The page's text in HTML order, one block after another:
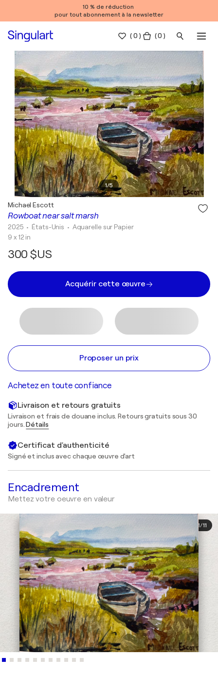
10 % de réduction
pour tout abonnement à la newsletter
(0 ) ( 0 )
1/5
Rowboat near salt marsh
Michael Escott
2025 • États-Unis • Aquarelle sur Papier
9 x 12 in
300 $US
Acquérir cette œuvre
Proposer un prix
Achetez en toute confiance
Livraison et retours gratuits
Livraison et frais de douane inclus. Retours gratuits sous 30
jours.Détails
Certificat d'authenticité
Signé et inclus avec chaque œuvre d'art
Encadrement
Mettez votre oeuvre en valeur
1/11